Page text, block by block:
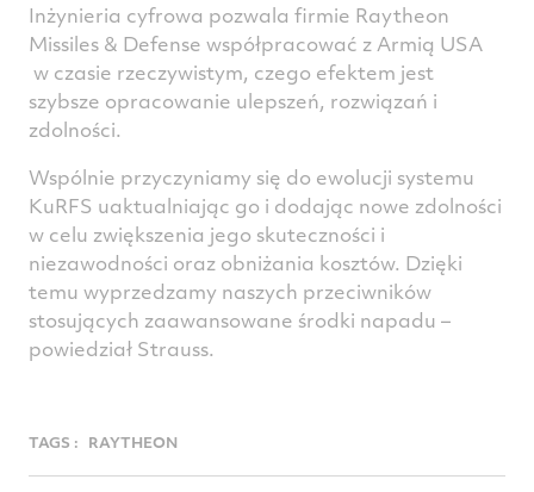
Inżynieria cyfrowa pozwala firmie Raytheon
Missiles & Defense współpracować z Armią USA
w czasie rzeczywistym, czego efektem jest
szybsze opracowanie ulepszeń, rozwiązań i
zdolności.
Wspólnie przyczyniamy się do ewolucji systemu
KuRFS uaktualniając go i dodając nowe zdolności
w celu zwiększenia jego skuteczności i
niezawodności oraz obniżania kosztów. Dzięki
temu wyprzedzamy naszych przeciwników
stosujących zaawansowane środki napadu –
powiedział Strauss.
TAGS : RAYTHEON